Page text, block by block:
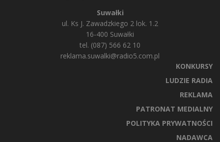
Suwałki
ul. Ks J. Zawadzkiego 2 lok. 1.2
16-400 Suwałki
tel. (087) 566 62 10
reklama.suwalki@radio5.com.pl
KONKURSY
LUDZIE RADIA
REKLAMA
PATRONAT MEDIALNY
POLITYKA PRYWATNOŚCI
NADAWCA